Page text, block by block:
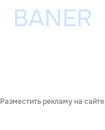
Разместить рекламу на сайте